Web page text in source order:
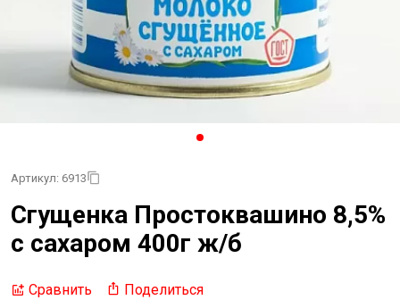
Артикул: 6913
Сгущенка Простоквашино 8,5%
с сахаром 400г ж/б
Сравнить Поделиться